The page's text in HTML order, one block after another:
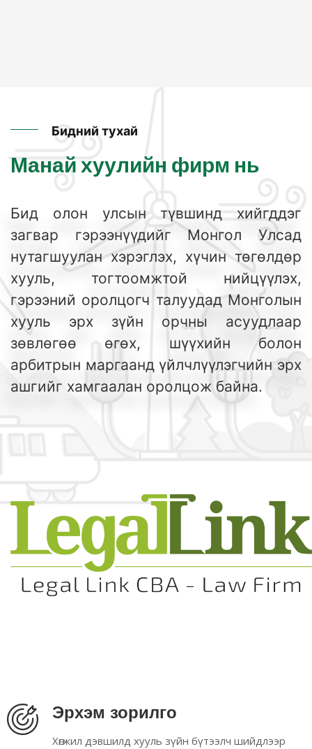
Бидний тухай
Манай хуулийн фирм нь
Бид олон улсын түвшинд хийгддэг
загвар гэрээнүүдийг Монгол Улсад
нутагшууланхэрэглэх, хүчин төгөлдөр
хууль, тогтоомжтой нийцүүлэх,
гэрээний оролцогч талуудад Монголын
хууль эрх зүйн орчны асуудлаар
зөвлөгөө өгөх, шүүхийн болон
арбитрын маргаанд үйлчлүүлэгчийн эрх
ашгийг хамгаалан оролцож байна.
Эрхэм зорилго
Хөгжил дэвшилд хууль зүйн бүтээлч шийдлээр